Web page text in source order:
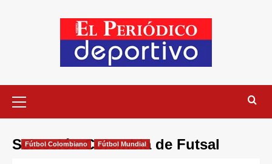
Selección Colombia de Futsal
Fútbol Colombiano Fútbol Mundial